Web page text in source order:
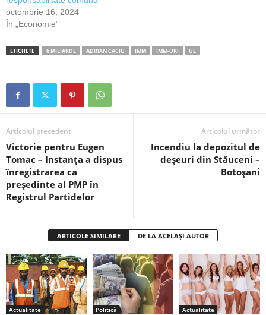
octombrie 16, 2024
În „Economie”
ETICHETE 6 MILIARDE ADRIAN CACIU IMM IMM-URI UE
Articolul precedent
Victorie pentru Eugen
Tomac – Instanța a dispus
înregistrarea ca
președinte al PMP în
Registrul Partidelor
Articolul următor
Incendiu la depozitul de
deșeuri din Stăuceni –
Botoșani
ARTICOLE SIMILARE DE LA ACELAȘI AUTOR
Actualitate Politică Actualitate